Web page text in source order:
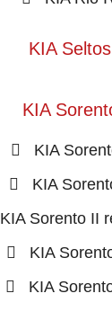
KIA Seltos
KIA
KIA
KIA
KIA Sorento II
KIA
KIA